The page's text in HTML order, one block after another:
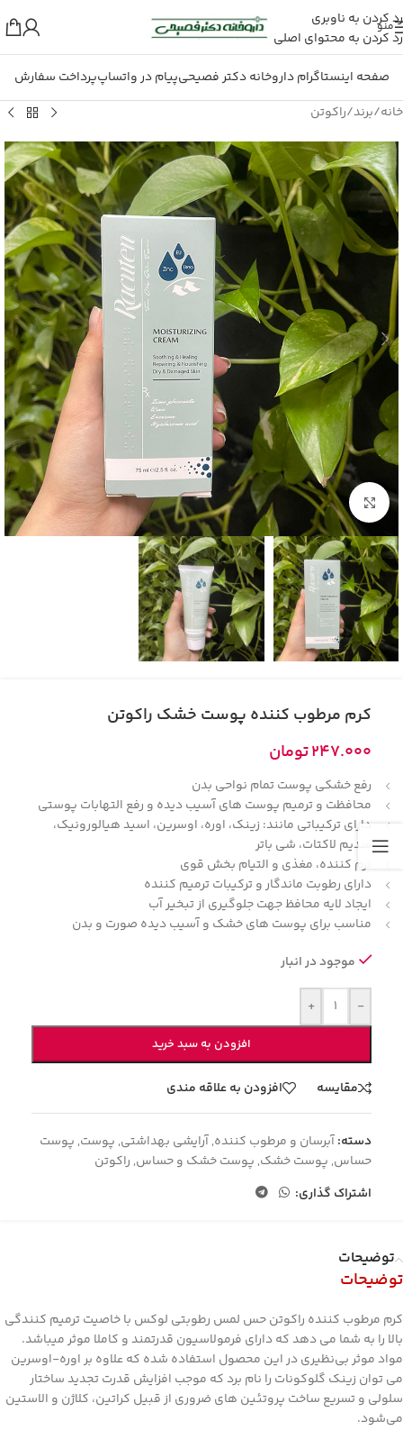
رد کردن به ناوبری
رد کردن به محتوای اصلی
منو
صفحه اینستاگرام داروخانه دکتر فصیحیپیام در واتساپپرداخت سفارش
خانه/برند/راکوتن
بزرگنمایی تصویر
کرم مرطوب کننده پوست خشک راکوتن
247.000تومان
رفع خشکی پوست تمام نواحی بدن
محافظت و ترمیم پوست های آسیب دیده و رفع التهابات پوستی
دارای ترکیباتی مانند: زینک، اوره، اوسرین، اسید هیالورونیک،
سدیم لاکتات، شی باتر
نرم کننده، مغذی و التیام بخش قوی
دارای رطوبت ماندگار و ترکیبات ترمیم کننده
ایجاد لایه محافظ جهت جلوگیری از تبخیر آب
مناسب برای پوست های خشک و آسیب دیده صورت و بدن
موجود در انبار
-
+
افزودن به سبد خرید
مقایسه افزودن به علاقه مندی
دسته:آبرسان و مرطوب کننده,آرایشی بهداشتی, پوست, پوست
حساس, پوست خشک, پوست خشک و حساس, راکوتن
اشتراک گذاری:
توضیحات
توضیحات
کرم مرطوب کننده راکوتن حس لمس رطوبتی لوکس با خاصیت ترمیم کنندگی
بالا را به شما می دهد که دارای فرمولاسیون قدرتمند و کاملا موثر میباشد.
مواد موثر بی‌نظیری در این محصول استفاده شده که علاوه بر اوره-اوسرین
می توان زینک گلوکونات را نام برد که موجب افزایش قدرت تجدید ساختار
سلولی و تسریع ساخت پروتئین های ضروری از قبیل کراتین، کلاژن و الاستین
می‌شود.